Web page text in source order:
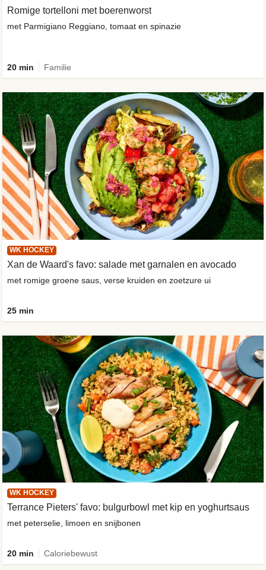
Romige tortelloni met boerenworst
met Parmigiano Reggiano, tomaat en spinazie
20 min Familie
WK HOCKEY
Xan de Waard's favo: salade met garnalen en avocado
met romige groene saus, verse kruiden en zoetzure ui
25 min
WK HOCKEY
Terrance Pieters' favo: bulgurbowl met kip en yoghurtsaus
met peterselie, limoen en snijbonen
20 min Caloriebewust